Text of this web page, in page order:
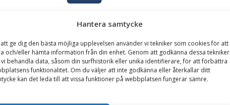
Hantera samtycke
ge dig den bästa möjliga upplevelsen använder vi tekniker som cookies för att
och/eller hämta information från din enhet. Genom att godkänna dessa tekniker
vi behandla data, såsom din surfhistorik eller unika identifierare, för att förbättra
funktionalitet. Om du väljer att inte godkänna eller återkallar ditt
kan det leda till att vissa funktioner på webbplatsen fungerar sämre.
Se alla produkter inom samma kategori
Lastskopor Lastskopor på kampanj
GARANTI